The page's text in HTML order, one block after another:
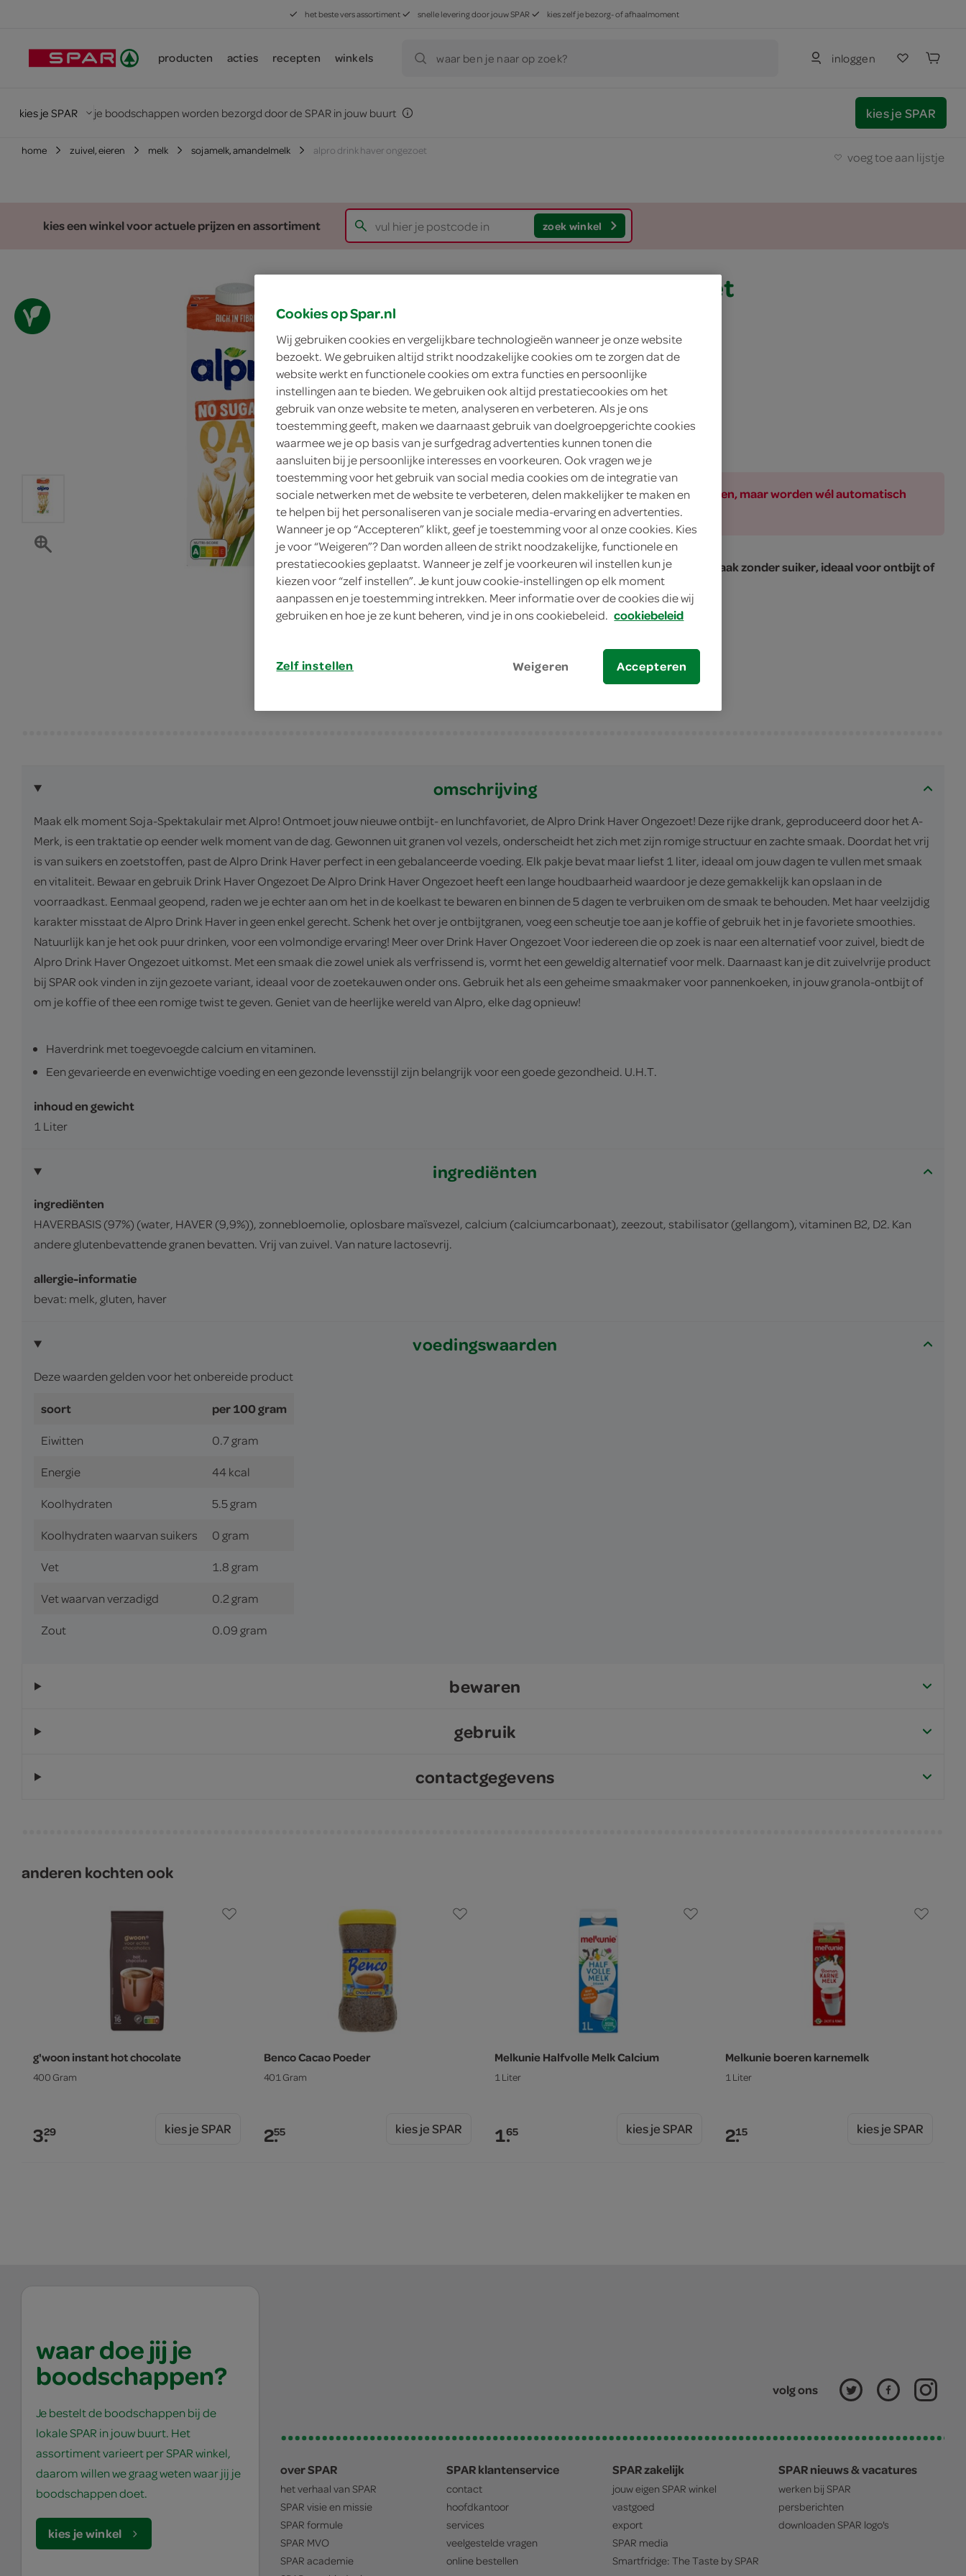
het beste vers assortiment snelle levering door jouw SPAR kies zelf je bezorg- of afhaalmoment
producten acties recepten winkels waar ben je naar op zoek? inloggen
kies je SPAR je boodschappen worden bezorgd door de SPAR in jouw buurt kies je SPAR
home zuivel, eieren melk sojamelk, amandelmelk alpro drink haver ongezoet voeg toe aan lijstje
kies een winkel voor actuele prijzen en assortiment zoek winkel
Alpro drink haver ongezoet
3.
09
1 Liter
in winkelmand
Let op: aanbiedingen zijn niet zichtbaar bij de producten, maar worden wél automatisch
verwerkt in de winkelmand.
je start je ochtend licht en mild met een zachte haversmaak zonder suiker, ideaal voor ontbijt of
koken
Rijk aan vezels, zacht van smaak
Veelzijdig in gebruik, ideaal voor ontbijt
omschrijving
Maak elk moment Soja-Spektakulair met Alpro! Ontmoet jouw nieuwe ontbijt- en lunchfavoriet, de Alpro Drink Haver Ongezoet! Deze rijke drank, geproduceerd door het A-
Merk, is een traktatie op eender welk moment van de dag. Gewonnen uit granen vol vezels, onderscheidt het zich met zijn romige structuur en zachte smaak. Doordat het vrij
is van suikers en zoetstoffen, past de Alpro Drink Haver perfect in een gebalanceerde voeding. Elk pakje bevat maar liefst 1 liter, ideaal om jouw dagen te vullen met smaak
en vitaliteit. Bewaar en gebruik Drink Haver Ongezoet De Alpro Drink Haver Ongezoet heeft een lange houdbaarheid waardoor je deze gemakkelijk kan opslaan in de
voorraadkast. Eenmaal geopend, raden we je echter aan om het in de koelkast te bewaren en binnen de 5 dagen te verbruiken om de smaak te behouden. Met haar veelzijdig
karakter misstaat de Alpro Drink Haver in geen enkel gerecht. Schenk het over je ontbijtgranen, voeg een scheutje toe aan je koffie of gebruik het in je favoriete smoothies.
Natuurlijk kan je het ook puur drinken, voor een volmondige ervaring! Meer over Drink Haver Ongezoet Voor iedereen die op zoek is naar een alternatief voor zuivel, biedt de
Alpro Drink Haver Ongezoet uitkomst. Met een smaak die zowel uniek als verfrissend is, vormt het een geweldig alternatief voor melk. Daarnaast kan je dit zuivelvrije product
bij SPAR ook vinden in zijn gezoete variant, ideaal voor de zoetekauwen onder ons. Gebruik het als een geheime smaakmaker voor pannenkoeken, in jouw granola-ontbijt of
om je koffie of thee een romige twist te geven. Geniet van de heerlijke wereld van Alpro, elke dag opnieuw!
Haverdrink met toegevoegde calcium en vitaminen.
Een gevarieerde en evenwichtige voeding en een gezonde levensstijl zijn belangrijk voor een goede gezondheid. U.H.T.
inhoud en gewicht
1 Liter
ingrediënten
ingrediënten
HAVERBASIS (97%) (water, HAVER (9,9%)), zonnebloemolie, oplosbare maïsvezel, calcium (calciumcarbonaat), zeezout, stabilisator (gellangom), vitaminen B2, D2. Kan
andere glutenbevattende granen bevatten. Vrij van zuivel. Van nature lactosevrij.
allergie-informatie
bevat: melk, gluten, haver
voedingswaarden
Deze waarden gelden voor het onbereide product
soort per 100 gram
Eiwitten 0.7 gram
Energie 44 kcal
Koolhydraten 5.5 gram
Koolhydraten waarvan suikers 0 gram
Vet 1.8 gram
Vet waarvan verzadigd 0.2 gram
Zout 0.09 gram
bewaren
gebruik
contactgegevens
anderen kochten ook
g'woon instant hot chocolate
400 Gram
3.29 kies je SPAR
Benco Cacao Poeder
401 Gram
2.55 kies je SPAR
Melkunie Halfvolle Melk Calcium
1 Liter
1.65 kies je SPAR
Melkunie boeren karnemelk
1 Liter
2.15 kies je SPAR
waar doe jij je
boodschappen?
Je bestelt de boodschappen bij de
lokale SPAR in jouw buurt. Het
assortiment varieert per SPAR winkel,
daarom willen we graag weten waar jij je
boodschappen doet.
kies je winkel
volg ons
over SPAR
het verhaal van SPAR
SPAR visie en missie
SPAR formule
SPAR MVO
SPAR academie
SPAR klantenservice
contact
hoofdkantoor
services
veelgestelde vragen
online bestellen
SPAR zakelijk
jouw eigen SPAR winkel
vastgoed
export
SPAR media
Smartfridge: The Taste bySPAR
SPAR nieuws & vacatures
werken bij SPAR
persberichten
downloaden SPAR logo's
Cookies op Spar.nl
Wij gebruiken cookies en vergelijkbare technologieën wanneer je onze website
bezoekt. We gebruiken altijd strikt noodzakelijke cookies om te zorgen dat de
website werkt en functionele cookies om extra functies en persoonlijke
instellingen aan te bieden. We gebruiken ook altijd prestatiecookies om het
gebruik van onze website te meten, analyseren en verbeteren. Als je ons
toestemming geeft, maken we daarnaast gebruik van doelgroepgerichte cookies
waarmee we je op basis van je surfgedrag advertenties kunnen tonen die
aansluiten bij je persoonlijke interesses en voorkeuren. Ook vragen we je
toestemming voor het gebruik van social media cookies om de integratie van
sociale netwerken met de website te verbeteren, delen makkelijker te maken en
te helpen bij het personaliseren van je sociale media-ervaring en advertenties.
Wanneer je op “Accepteren” klikt, geef je toestemming voor al onze cookies. Kies
je voor “Weigeren”? Dan worden alleen de strikt noodzakelijke, functionele en
prestatiecookies geplaatst. Wanneer je zelf je voorkeuren wil instellen kun je
kiezen voor “zelf instellen”. Je kunt jouw cookie-instellingen op elk moment
aanpassen en je toestemming intrekken. Meer informatie over de cookies die wij
gebruiken en hoe je ze kunt beheren, vind je in ons cookiebeleid. cookiebeleid
Zelf instellen Weigeren Accepteren